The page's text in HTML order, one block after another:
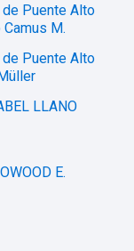
de Puente Alto
M.
de Puente Alto
LLANO
E.